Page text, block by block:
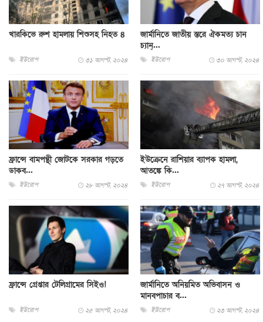
খারকিভে রুশ হামলায় শিশুসহ নিহত ৪
ইউরোপ ৩১ আগস্ট, ২০২৪
জার্মানিতে জাতীয় স্তরে ঐকমত্য চান
চ্যান্...
ইউরোপ ৩০ আগস্ট, ২০২৪
ফ্রান্সে বামপন্থী জোটকে সরকার গড়তে
ডাকব...
ইউরোপ ২৮ আগস্ট, ২০২৪
ইউক্রেনে রাশিয়ার ব্যাপক হামলা,
আতঙ্কে কি...
ইউরোপ ২৭ আগস্ট, ২০২৪
ফ্রান্সে গ্রেপ্তার টেলিগ্রামের সিইও!
ইউরোপ ২৫ আগস্ট, ২০২৪
জার্মানিতে অনিয়মিত অভিবাসন ও
মানবপাচার ব...
ইউরোপ ২৩ আগস্ট, ২০২৪